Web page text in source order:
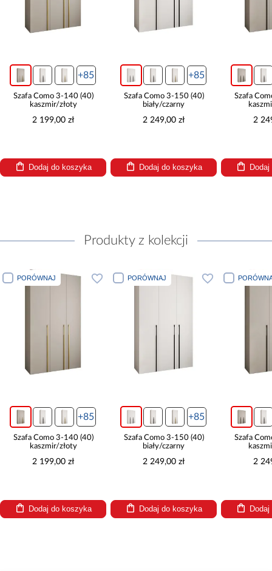
+85
Szafa Como 3-140 (40)
kaszmir/złoty
2 199,00 zł
Dodaj do koszyka
+85
Szafa Como 3-150 (40)
biały/czarny
2 249,00 zł
Dodaj do koszyka
Szafa
2
Produkty z kolekcji
PORÓWNAJ
+85
Szafa Como 3-140 (40)
kaszmir/złoty
2 199,00 zł
Dodaj do koszyka
PORÓWNAJ
+85
Szafa Como 3-150 (40)
biały/czarny
2 249,00 zł
Dodaj do koszyka
Szafa
2